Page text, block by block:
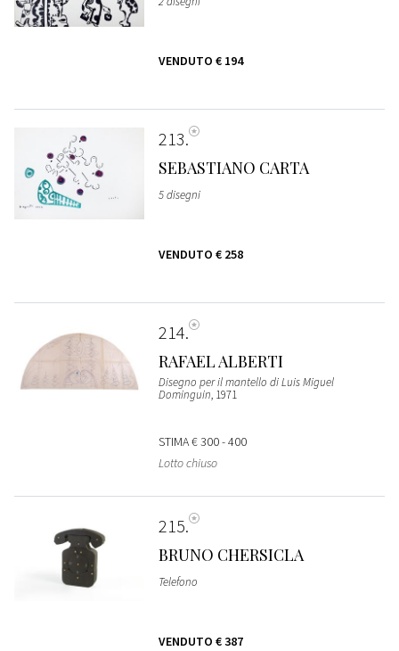
VENDUTO € 194
213
SEBASTIANO CARTA
5 disegni
VENDUTO € 258
214
RAFAEL ALBERTI
Disegno per il mantello di Luis Miguel
Dominguin, 1971
STIMA€ 300 - 400
Lotto chiuso
215
BRUNO CHERSICLA
Telefono
VENDUTO € 387